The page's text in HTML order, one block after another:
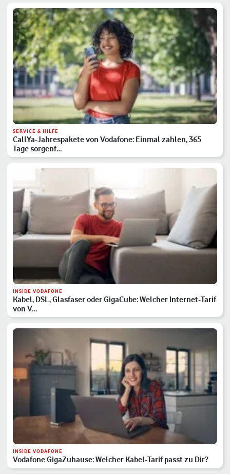
SERVICE & HILFE
CallYa-Jahrespakete von Vodafone: Einmal zahlen, 365
Tage sorgenf…
INSIDE VODAFONE
Kabel, DSL, Glasfaser oder GigaCube: Welcher Internet-Tarif
von V…
INSIDE VODAFONE
Vodafone GigaZuhause: Welcher Kabel-Tarif passt zu Dir?